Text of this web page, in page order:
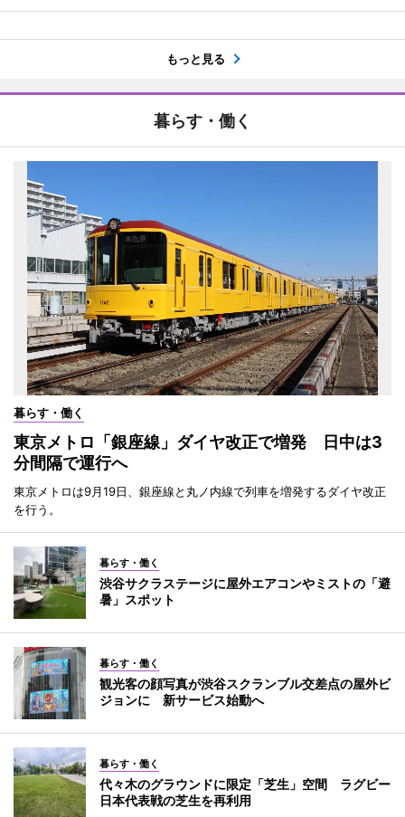
もっと見る
暮らす・働く
暮らす・働く
東京メトロ「銀座線」ダイヤ改正で増発 日中は3
分間隔で運行へ
東京メトロは9月19日、銀座線と丸ノ内線で列車を増発するダイヤ改正
を行う。
暮らす・働く
渋谷サクラステージに屋外エアコンやミストの「避
暑」スポット
暮らす・働く
観光客の顔写真が渋谷スクランブル交差点の屋外ビ
ジョンに 新サービス始動へ
暮らす・働く
代々木のグラウンドに限定「芝生」空間 ラグビー
日本代表戦の芝生を再利用